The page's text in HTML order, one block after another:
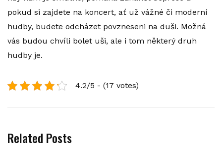
pokud si zajdete na koncert, ať už vážné či moderní
hudby, budete odcházet povzneseni na duši. Možná
vás budou chvíli bolet uši, ale i tom některý druh
hudby je.
4.2/5 - (17 votes)
Related Posts